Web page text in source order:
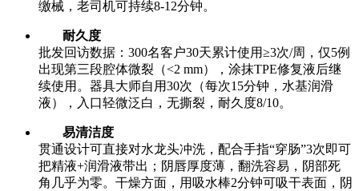
缴械，老司机可持续8-12分钟。
耐久度
批发回访数据：300名客户30天累计使用≥3次/周，仅5例
出现第三段腔体微裂（<2 mm），涂抹TPE修复液后继
续使用。器具大师自用30次（每次15分钟，水基润滑
液），入口轻微泛白，无撕裂，耐久度8/10。
易清洁度
贯通设计可直接对水龙头冲洗，配合手指“穿肠”3次即可
把精液+润滑液带出；阴唇厚度薄，翻洗容易，阴部死
角几乎为零。干燥方面，用吸水棒2分钟可吸干表面，阴